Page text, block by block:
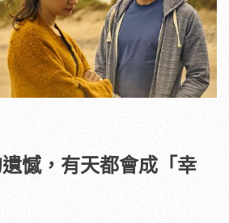
憾，有天都會成「幸